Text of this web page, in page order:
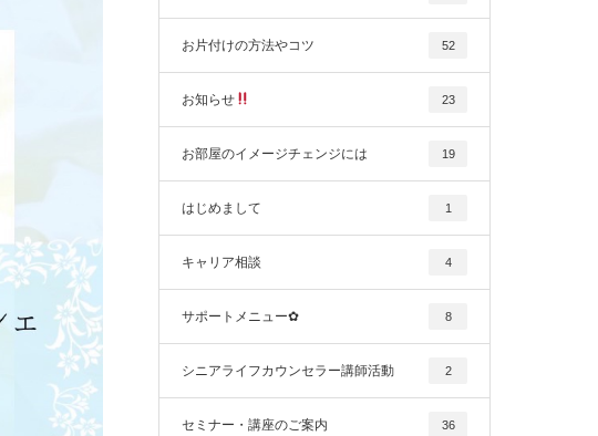
お片付けの方法やコツ 52
お知らせ 23
お部屋のイメージチェンジには 19
はじめまして 1
キャリア相談 4
サポートメニュー✿ 8
シニアライフカウンセラー講師活動 2
セミナー・講座のご案内 36